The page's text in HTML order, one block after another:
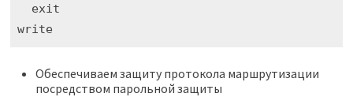
  exit
write
Обеспечиваем защиту протокола маршрутизации
посредством парольной защиты